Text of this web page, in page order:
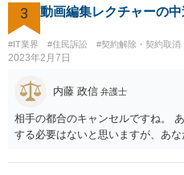
一方的に契約不履行のように伝え
できない」と真に言えるのかどう
を請け負うことになったのかが問
い」という意味が、単に「契約に
ですから、契約解除は有効です。
そのような開発は理論的に不可能
う契約等）であれば、契約自体が
れの場合であっても、結局は、上
3 動画編集レクチャーの
#IT業界 #住民訴訟 #契約解除・契約取消
2023年2月7日
内藤 政信 弁護士
相手の都合のキャンセルですね。
する必要はないと思いますが、あ